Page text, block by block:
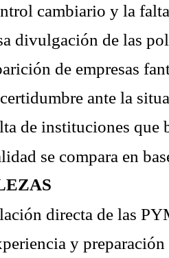
cambiario y la
divulgación de las
de empresas
ante la
de instituciones que
se compara en
directa de las
y